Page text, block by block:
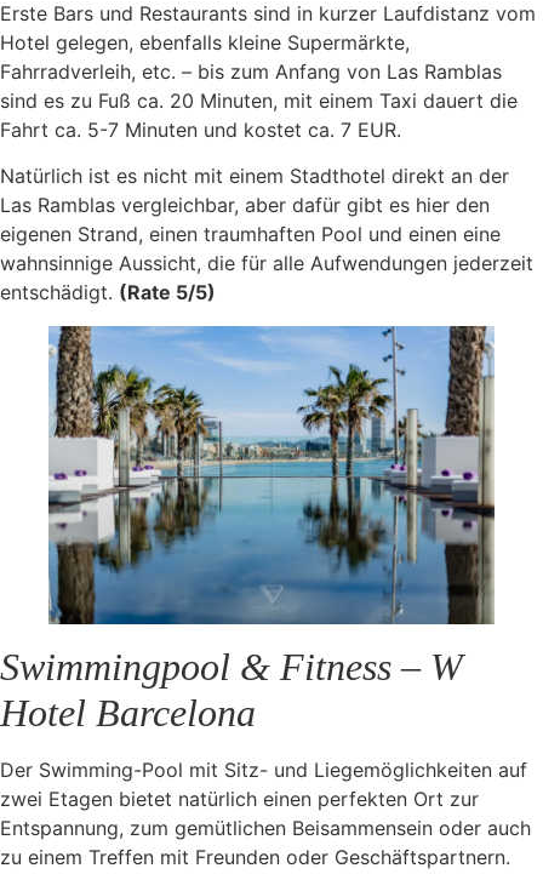
Erste Bars und Restaurants sind in kurzer Laufdistanz vom
Hotel gelegen, ebenfalls kleine Supermärkte,
Fahrradverleih, etc. – bis zum Anfang von Las Ramblas
sind es zu Fuß ca. 20 Minuten, mit einem Taxi dauert die
Fahrt ca. 5-7 Minuten und kostet ca. 7 EUR.
Natürlich ist es nicht mit einem Stadthotel direkt an der
Las Ramblas vergleichbar, aber dafür gibt es hier den
eigenen Strand, einen traumhaften Pool und einen eine
wahnsinnige Aussicht, die für alle Aufwendungen jederzeit
entschädigt. (Rate 5/5)
Swimmingpool & Fitness – W
Hotel Barcelona
Der Swimming-Pool mit Sitz- und Liegemöglichkeiten auf
zwei Etagen bietet natürlich einen perfekten Ort zur
Entspannung, zum gemütlichen Beisammensein oder auch
zu einem Treffen mit Freunden oder Geschäftspartnern.